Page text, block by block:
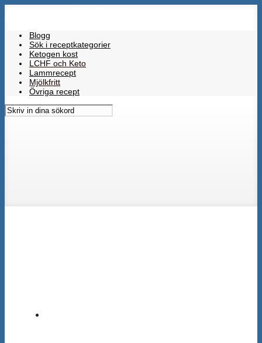
main
content
Blogg
Sök i receptkategorier
Ketogen kost
LCHF och Keto
Lammrecept
Mjölkfritt
Övriga recept